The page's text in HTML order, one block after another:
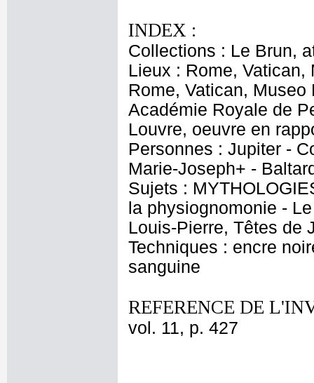
INDEX :
Collections : Le Brun,
Lieux : Rome,
Rome, Vatican,
Académie Royale de
Louvre, oeuvre en
Personnes : Jupiter -
Marie-Joseph+ -
Sujets :
la physiognomonie -
Louis-Pierre, Têtes de
Techniques : encre
sanguine
REFERENCE DE
vol. 11, p. 427